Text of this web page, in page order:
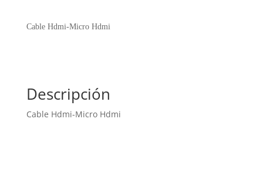
cantidad
Cable Hdmi-Micro Hdmi
Descripción
Cable Hdmi-Micro Hdmi